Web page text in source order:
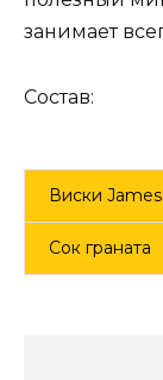
занимает
Состав:
Виски
Сок граната